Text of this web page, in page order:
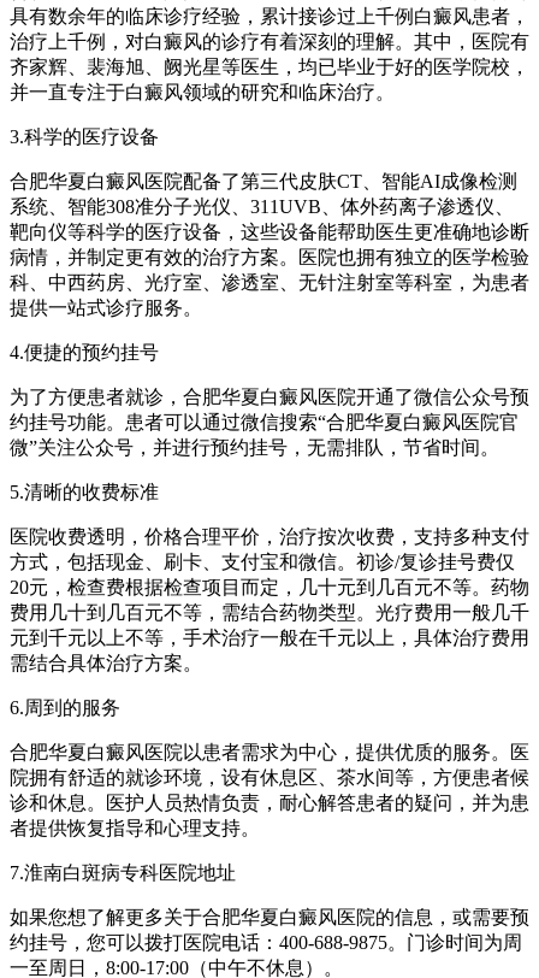
具有数余年的临床诊疗经验，累计接诊过上千例白癜风患者，
治疗上千例，对白癜风的诊疗有着深刻的理解。其中，医院有
齐家辉、裴海旭、阙光星等医生，均已毕业于好的医学院校，
并一直专注于白癜风领域的研究和临床治疗。
3.科学的医疗设备
合肥华夏白癜风医院配备了第三代皮肤CT、智能AI成像检测
系统、智能308准分子光仪、311UVB、体外药离子渗透仪、
靶向仪等科学的医疗设备，这些设备能帮助医生更准确地诊断
病情，并制定更有效的治疗方案。医院也拥有独立的医学检验
科、中西药房、光疗室、渗透室、无针注射室等科室，为患者
提供一站式诊疗服务。
4.便捷的预约挂号
为了方便患者就诊，合肥华夏白癜风医院开通了微信公众号预
约挂号功能。患者可以通过微信搜索“合肥华夏白癜风医院官
微”关注公众号，并进行预约挂号，无需排队，节省时间。
5.清晰的收费标准
医院收费透明，价格合理平价，治疗按次收费，支持多种支付
方式，包括现金、刷卡、支付宝和微信。初诊/复诊挂号费仅
20元，检查费根据检查项目而定，几十元到几百元不等。药物
费用几十到几百元不等，需结合药物类型。光疗费用一般几千
元到千元以上不等，手术治疗一般在千元以上，具体治疗费用
需结合具体治疗方案。
6.周到的服务
合肥华夏白癜风医院以患者需求为中心，提供优质的服务。医
院拥有舒适的就诊环境，设有休息区、茶水间等，方便患者候
诊和休息。医护人员热情负责，耐心解答患者的疑问，并为患
者提供恢复指导和心理支持。
7.淮南白斑病专科医院地址
如果您想了解更多关于合肥华夏白癜风医院的信息，或需要预
约挂号，您可以拨打医院电话：400-688-9875。门诊时间为周
一至周日，8:00-17:00（中午不休息）。